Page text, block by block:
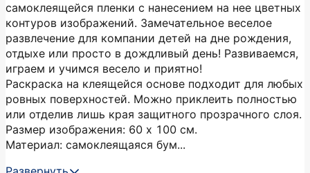
самоклеящейся пленки с нанесением на нее цветных
контуров изображений. Замечательное веселое
развлечение для компании детей на дне рождения,
отдыхе или просто в дождливый день! Развиваемся,
играем и учимся весело и приятно!
Раскраска на клеящейся основе подходит для любых
ровных поверхностей. Можно приклеить полностью
или отделив лишь края защитного прозрачного слоя.
Размер изображения: 60 х 100 см.
Материал: самоклеящаяся бум...